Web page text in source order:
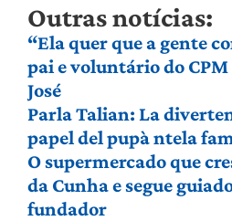
Outras notícias:
“Ela quer que a gente
pai e voluntário do CPM
José
Parla Talian: La
papel del pupà ntela
O supermercado que
da Cunha e segue
fundador